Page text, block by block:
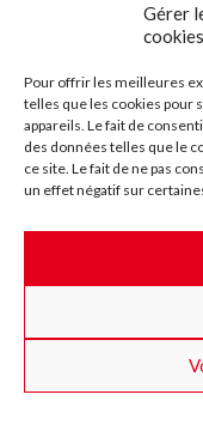
Gérer
cookies
Pour offrir les meilleures
telles que les cookies pour
appareils. Le fait de
des données telles que le
ce site. Le fait de ne pas
un effet négatif sur